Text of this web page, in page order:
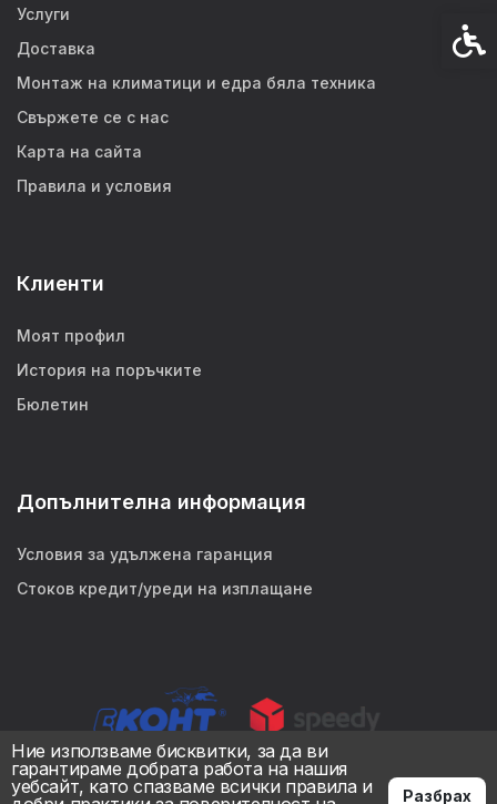
Ние използваме бисквитки, за да ви
гарантираме добрата работа на нашия
уебсайт, като спазваме всички правила и
Разбрах
Услуги
Доставка
Монтаж на климатици и едра бяла техника
Свържете се с нас
Карта на сайта
Правила и условия
Клиенти
Моят профил
История на поръчките
Бюлетин
Допълнителна информация
Условия за удължена гаранция
Стоков кредит/уреди на изплащане